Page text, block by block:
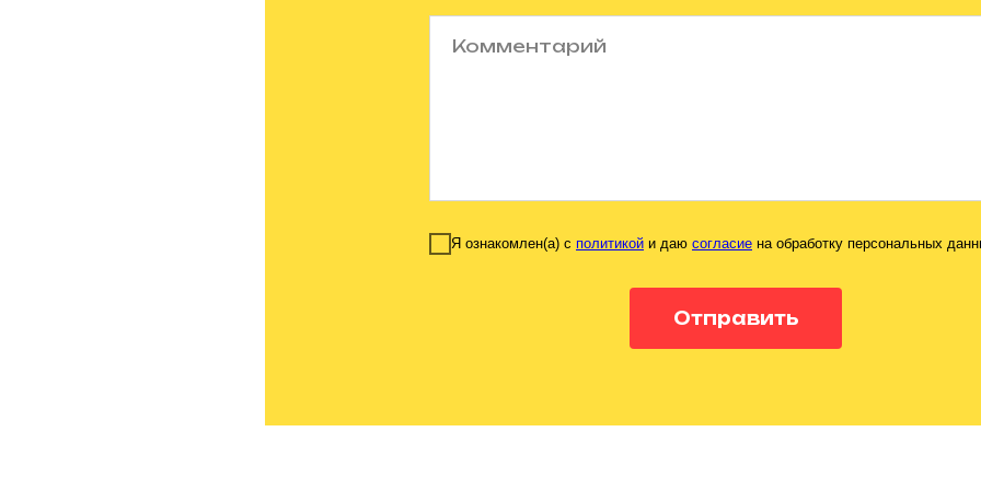
Я ознакомлен(а) с политикой и даю согласие на обработку персональных
Отправить